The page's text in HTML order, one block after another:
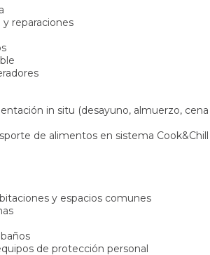
reparaciones
in situ (desayuno, almuerzo,
de alimentos en sistema Cook&Chill
y espacios comunes
de protección personal